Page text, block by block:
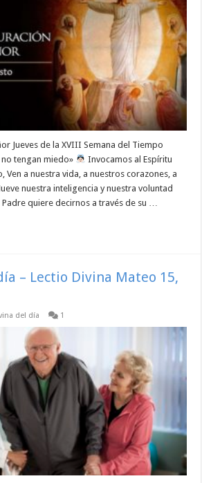
Jueves de la XVIII Semana del Tiempo
tengan miedo»
Invocamos al Espíritu
Ven a nuestra vida, a nuestros corazones, a
nuestra inteligencia y nuestra voluntad
quiere decirnos a través de su …
– Lectio Divina Mateo 15,
del día 1